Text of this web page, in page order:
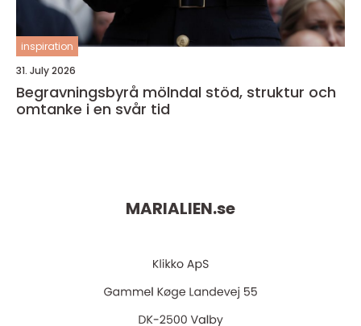
inspiration
31. July 2026
Begravningsbyrå mölndal stöd, struktur och
omtanke i en svår tid
MARIALIEN.se